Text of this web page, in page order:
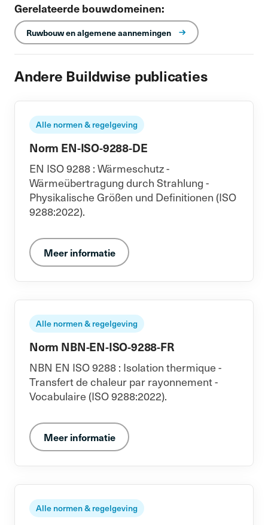
Gerelateerde bouwdomeinen:
Ruwbouw en algemene aannemingen
Andere Buildwise publicaties
Alle normen & regelgeving
Norm EN-ISO-9288-DE
EN ISO 9288 : Wärmeschutz -
Wärmeübertragung durch Strahlung -
Physikalische Größen und Definitionen (ISO
9288:2022).
Meer informatie
Alle normen & regelgeving
Norm NBN-EN-ISO-9288-FR
NBN EN ISO 9288 : Isolation thermique -
Transfert de chaleur par rayonnement -
Vocabulaire (ISO 9288:2022).
Meer informatie
Alle normen & regelgeving